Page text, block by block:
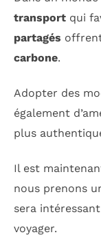
transport qui
partagés
carbone.
Adopter des
également
plus
Il est
nous prenons
sera
voyager.